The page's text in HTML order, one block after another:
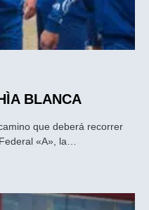
BLANCA
que deberá recorrer
«A», la…